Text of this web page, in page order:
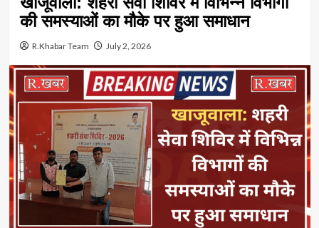
की समस्याओं का मौके पर हुआ समाधान
R.Khabar Team July 2, 2026